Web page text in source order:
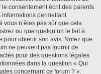
consentement écrit des parents
informations permettant
vous n’êtes pas sûr que cela
ou que quelqu’un le fait à
pour obtenir son avis. Notez que
ne peuvent pas fournir de
pour des questions légales
dans la question « Qui
concernant ce forum ? ».